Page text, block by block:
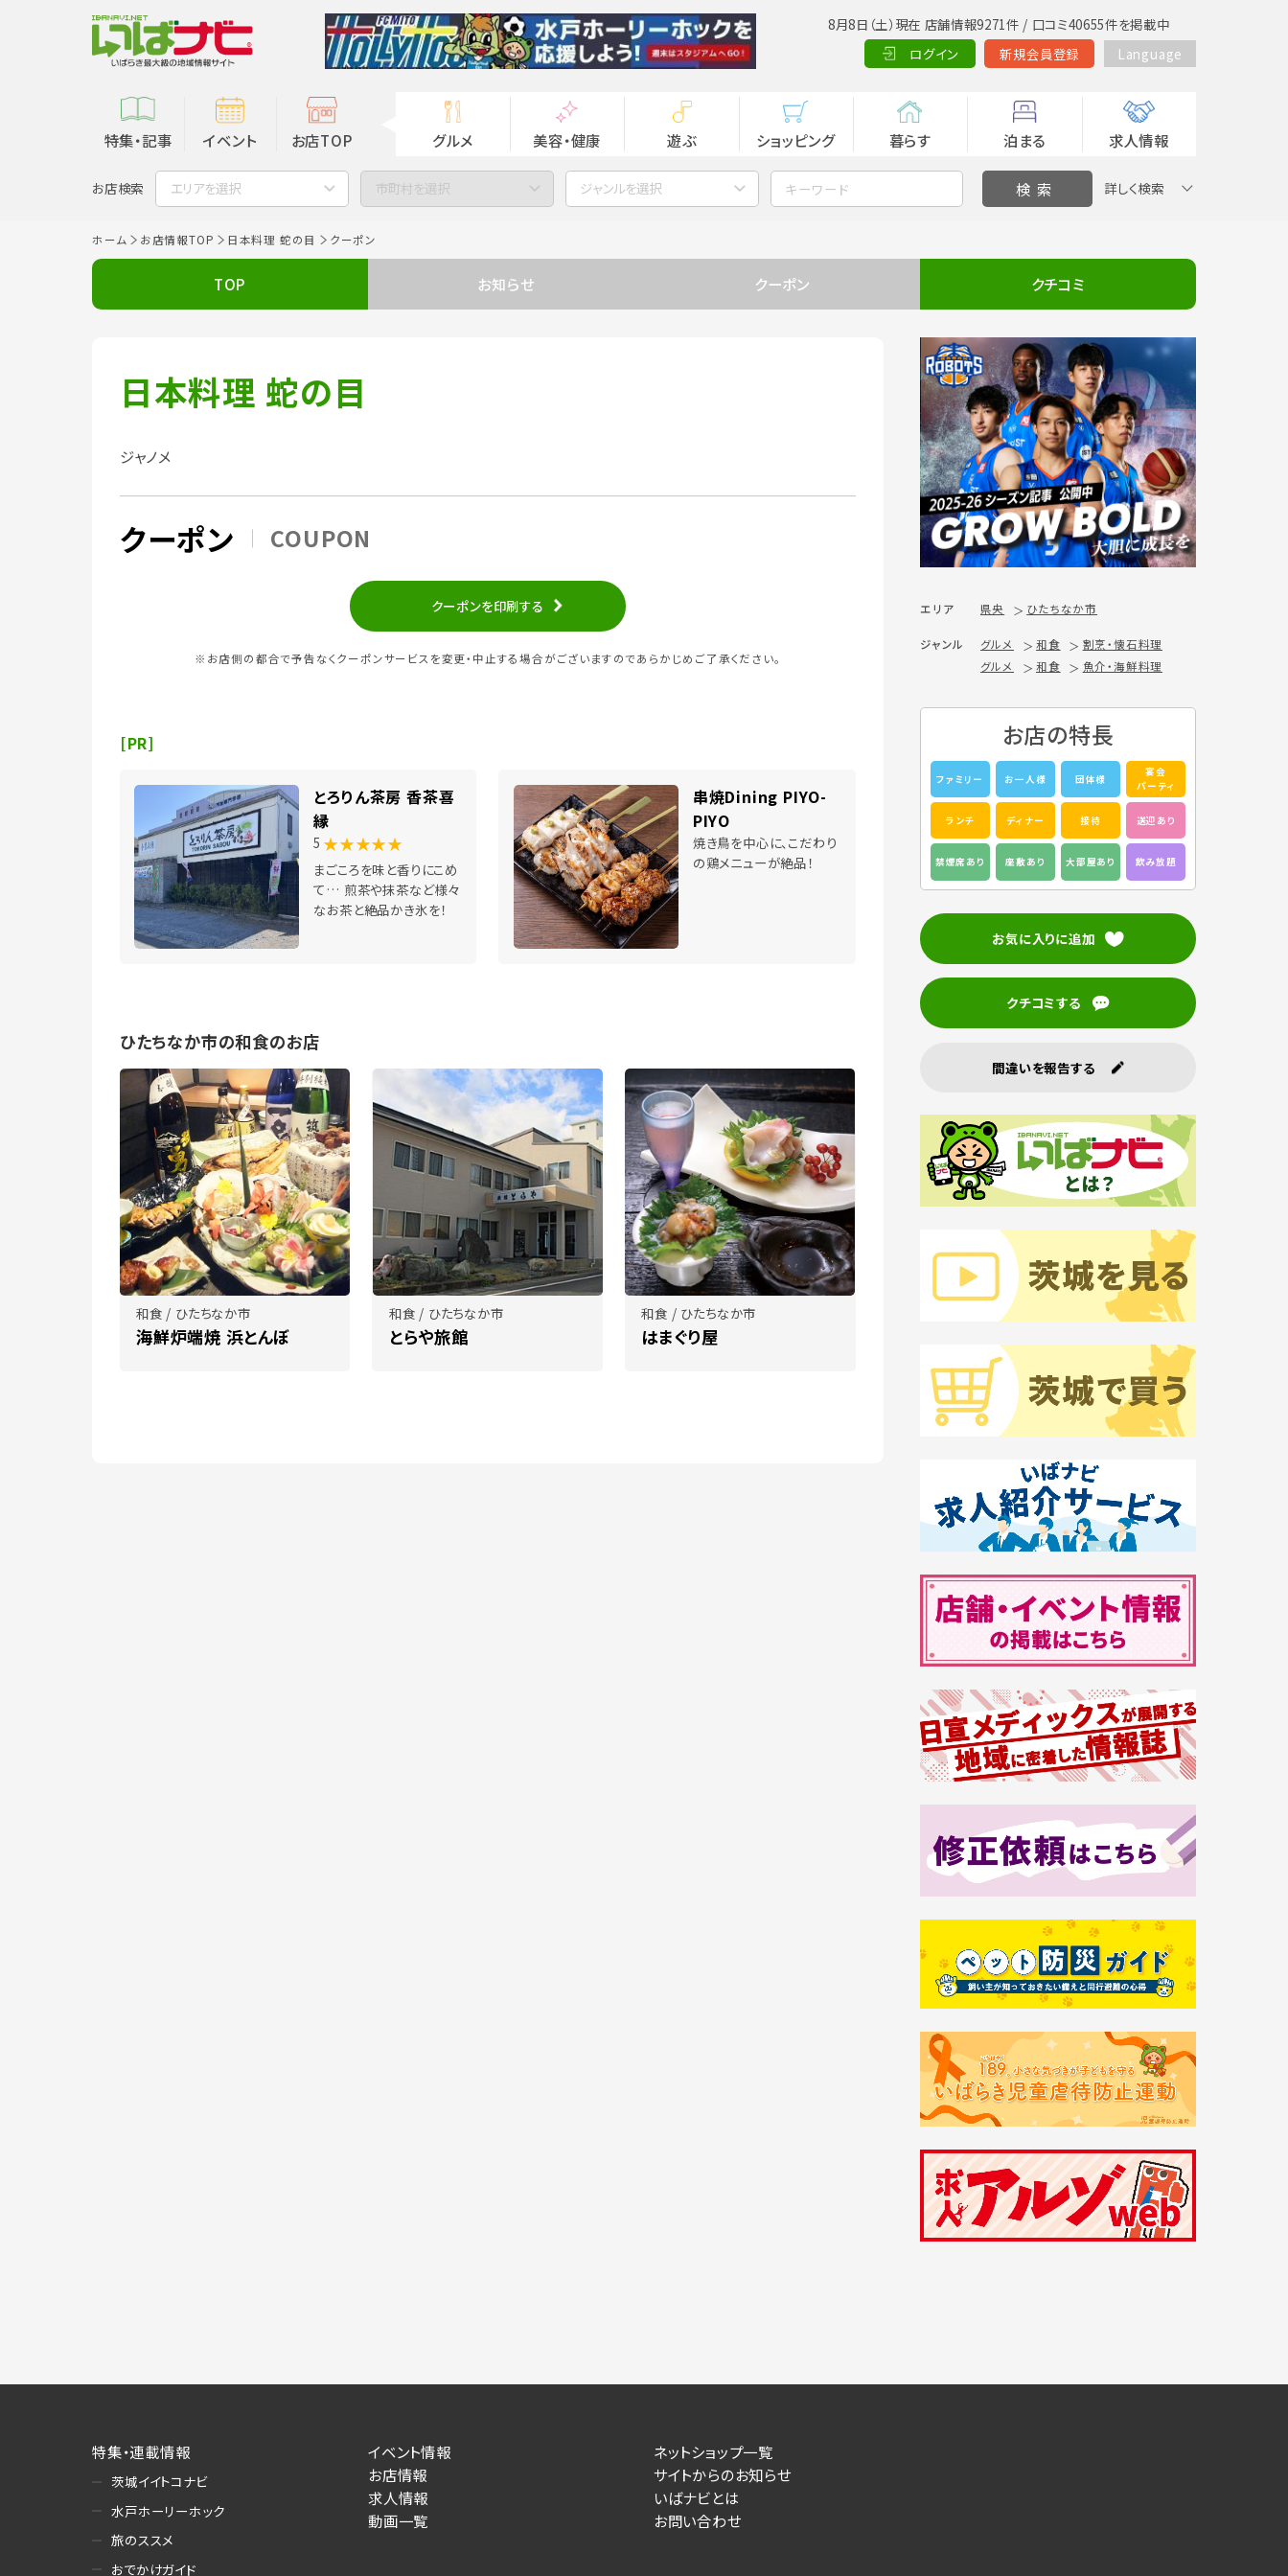
8月8日（土）現在 店舗情報9271件 / 口コミ40655件を掲載中
ログイン
新規会員登録 Language
特集・記事 イベント お店TOP グルメ 美容・健康 遊ぶ ショッピング 暮らす 泊まる 求人情報
お店検索 エリアを選択 市町村を選択 ジャンルを選択 詳しく検索
ホーム お店情報TOP 日本料理 蛇の目 クーポン
TOP お知らせ クーポン クチコミ
日本料理 蛇の目
ジャノメ
クーポン COUPON
クーポンを印刷する
※お店側の都合で予告なくクーポンサービスを変更・中止する場合がございますのであらかじめご了承ください。
[PR]
とろりん茶房 香茶喜
縁
5 ★★★★★
まごころを味と香りにこめ
て… 煎茶や抹茶など様々
なお茶と絶品かき氷を！
串焼Dining PIYO-
PIYO
焼き鳥を中心に、こだわり
の鶏メニューが絶品！
ひたちなか市の和食のお店
和食 / ひたちなか市
海鮮炉端焼 浜とんぼ
和食 / ひたちなか市
とらや旅館
和食 / ひたちなか市
はまぐり屋
エリア 県央 ひたちなか市
ジャンル グルメ 和食
割烹・懐石料理
グルメ
和食 魚介・海鮮料理
お店の特長
ファミリー お一人様 団体様
宴会
パーティ
ランチ ディナー 接待 送迎あり
禁煙席あり 座敷あり 大部屋あり 飲み放題
お気に入りに追加
クチコミする
間違いを報告する
特集・連載情報
茨城イイトコナビ
水戸ホーリーホック
旅のススメ
おでかけガイド
イベント情報
お店情報
求人情報
動画一覧
ネットショップ一覧
サイトからのお知らせ
いばナビとは
お問い合わせ